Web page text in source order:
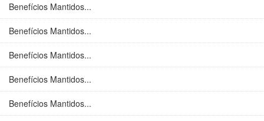
Benefícios Mantidos...
Benefícios Mantidos...
Benefícios Mantidos...
Benefícios Mantidos...
Benefícios Mantidos...